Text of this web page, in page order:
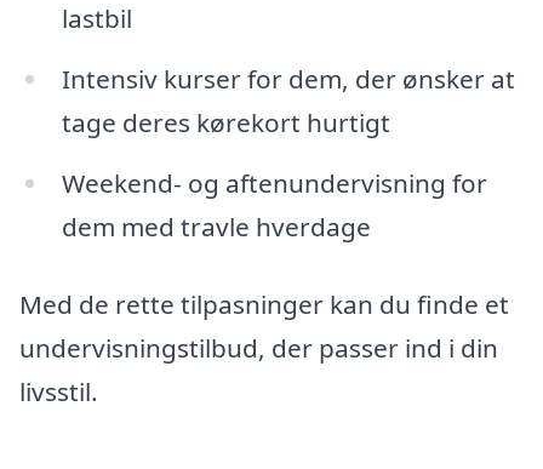
lastbil
Intensiv kurser for dem, der ønsker at
tage deres kørekort hurtigt
Weekend- og aftenundervisning for
dem med travle hverdage
Med de rette tilpasninger kan du finde et
undervisningstilbud, der passer ind i din
livsstil.